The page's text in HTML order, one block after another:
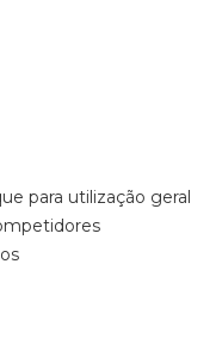
para utilização geral